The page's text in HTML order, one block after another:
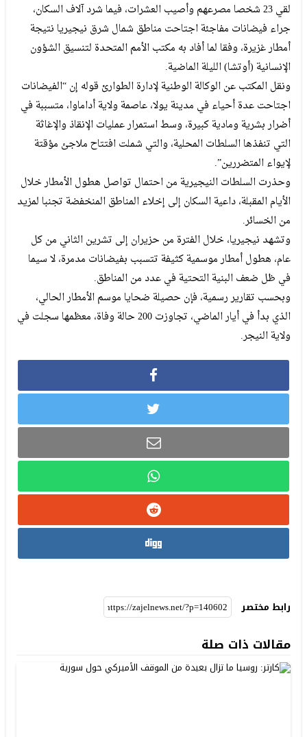
لقي 23 شخصا مصرعهم وأصيب العشرات، فيما شرد آلاف السكان،
جراء فيضانات مفاجئة اجتاحت مناطق شمال شرق نيجيريا نتيجة
أمطار غزيرة، وفقا لما أفاد به مكتب الأمم المتحدة لتنسيق الشؤون
الإنسانية (أوتشا) الليلة الماضية.
ونقل المكتب عن الوكالة الوطنية لإدارة الطوارئ قوله إن “الفيضانات
اجتاحت عدة أحياء في مدينة يولا، عاصمة ولاية أداماوا، متسببة في
أضرار بشرية ومادية كبيرة، وسط استمرار عمليات الإنقاذ والإغاثة
التي تنفذها السلطات المحلية، والتي شملت افتتاح ملاجئ مؤقتة
لإيواء المتضررين”.
وحذرت السلطات النيجيرية من احتمال تواصل هطول الأمطار خلال
الأيام المقبلة، داعية السكان إلى إخلاء المناطق المنخفضة تجنبا لمزيد
من الخسائر.
وتشهد نيجيريا، خلال الفترة من حزيران إلى تشرين الثاني من كل
عام، هطول أمطار موسمية كثيفة تتسبب بفيضانات مدمرة، لا سيما
في ظل ضعف البنية التحتية في عدد من المناطق.
وبحسب تقارير رسمية، فإن حصيلة ضحايا موسم الأمطار الحالي،
الذي بدأ في أيار الماضي، تجاوزت 200 حالة وفاة، معظمها سجلت في
ولاية النيجر.
رابط مختصر
مقالات ذات صلة